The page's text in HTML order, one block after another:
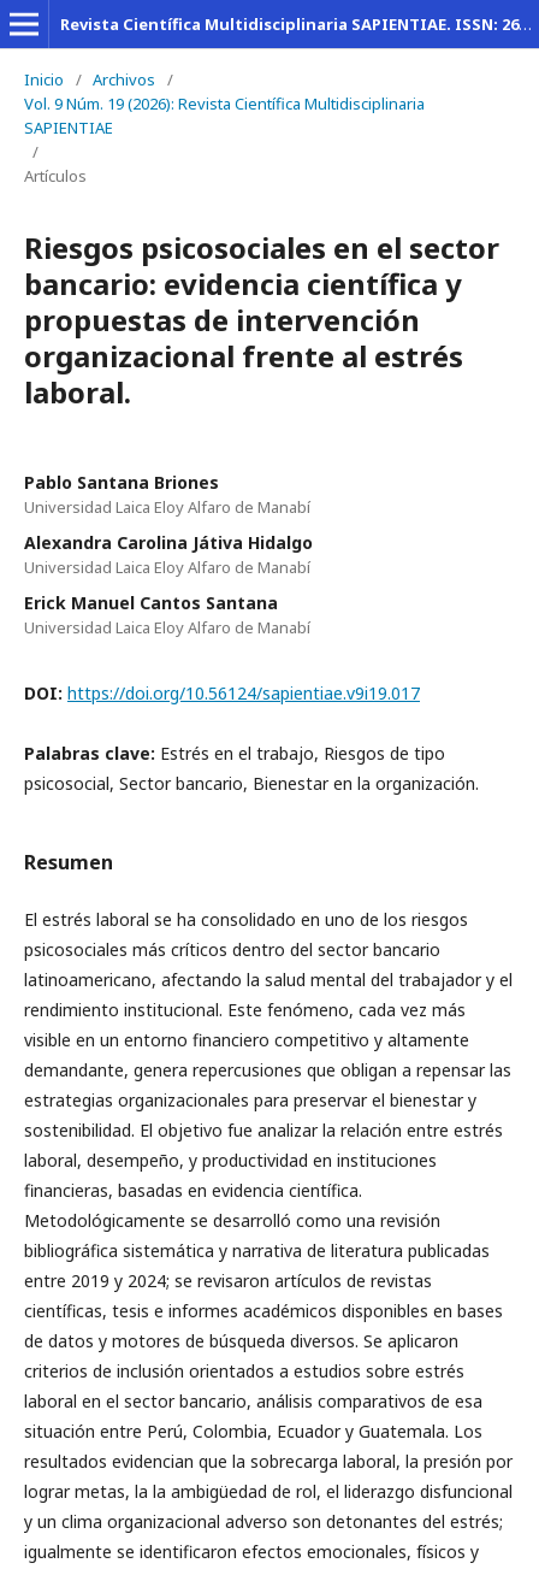
Revista Científica Multidisciplinaria SAPIENTIAE. ISSN: 2600-6030
Inicio / Archivos
/
Vol. 9 Núm. 19 (2026): Revista Científica Multidisciplinaria
SAPIENTIAE
/
Artículos
Riesgos psicosociales en el sector
bancario: evidencia científica y
propuestas de intervención
organizacional frente al estrés
laboral.
Pablo Santana Briones
Universidad Laica Eloy Alfaro de Manabí
Alexandra Carolina Játiva Hidalgo
Universidad Laica Eloy Alfaro de Manabí
Erick Manuel Cantos Santana
Universidad Laica Eloy Alfaro de Manabí
DOI: https://doi.org/10.56124/sapientiae.v9i19.017
Palabras clave: Estrés en el trabajo, Riesgos de tipo
psicosocial, Sector bancario, Bienestar en la organización.
Resumen
El estrés laboral se ha consolidado en uno de los riesgos
psicosociales más críticos dentro del sector bancario
latinoamericano, afectando la salud mental del trabajador y el
rendimiento institucional. Este fenómeno, cada vez más
visible en un entorno financiero competitivo y altamente
demandante, genera repercusiones que obligan a repensar las
estrategias organizacionales para preservar el bienestar y
sostenibilidad. El objetivo fue analizar la relación entre estrés
laboral, desempeño, y productividad en instituciones
financieras, basadas en evidencia científica.
Metodológicamente se desarrolló como una revisión
bibliográfica sistemática y narrativa de literatura publicadas
entre 2019 y 2024; se revisaron artículos de revistas
científicas, tesis e informes académicos disponibles en bases
de datos y motores de búsqueda diversos. Se aplicaron
criterios de inclusión orientados a estudios sobre estrés
laboral en el sector bancario, análisis comparativos de esa
situación entre Perú, Colombia, Ecuador y Guatemala. Los
resultados evidencian que la sobrecarga laboral, la presión por
lograr metas, la la ambigüedad de rol, el liderazgo disfuncional
y un clima organizacional adverso son detonantes del estrés;
igualmente se identificaron efectos emocionales, físicos y